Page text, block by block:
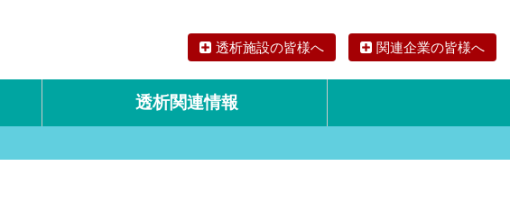
透析施設の皆様へ 関連企業の皆様へ
透析関連情報